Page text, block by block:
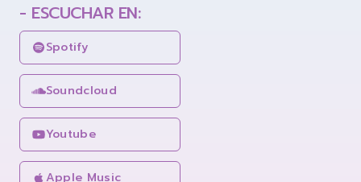
- ESCUCHAR EN:
Spotify
Soundcloud
Youtube
Apple Music